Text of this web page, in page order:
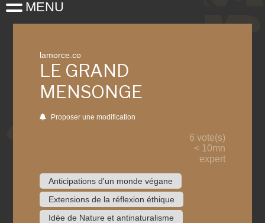
lamorce.co
LE GRAND
MENSONGE
Proposer une modification
6 vote(s)
< 10mn
expert
Anticipations d'un monde végane
Extensions de la réflexion éthique
Idée de Nature et antinaturalisme